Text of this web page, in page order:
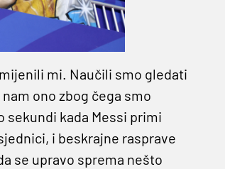
mi. Naučili smo gledati
ono zbog čega smo
sekundi kada Messi primi
i beskrajne rasprave
se upravo sprema nešto